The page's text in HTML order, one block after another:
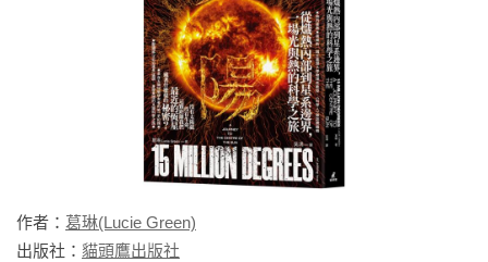
作者： 葛琳(Lucie Green)
出版社： 貓頭鷹出版社